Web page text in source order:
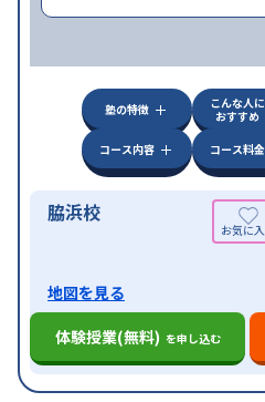
塾の特徴
こんな人に
おすすめ
コース内容
コース料金
脇浜校
地図を見る
体験授業(無料) を申し込む